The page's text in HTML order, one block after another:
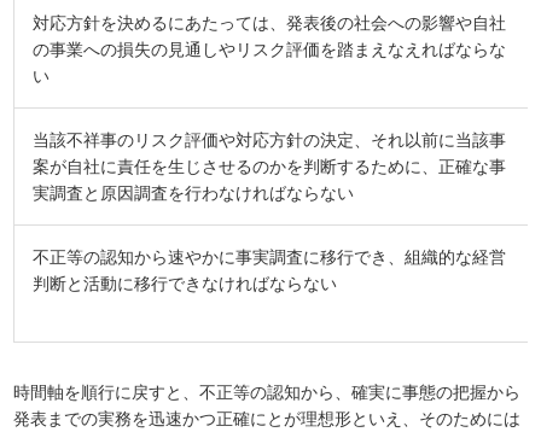
対応方針を決めるにあたっては、発表後の社会への影響や自社
の事業への損失の見通しやリスク評価を踏まえなえればならな
い
当該不祥事のリスク評価や対応方針の決定、それ以前に当該事
案が自社に責任を生じさせるのかを判断するために、正確な事
実調査と原因調査を行わなければならない
不正等の認知から速やかに事実調査に移行でき、組織的な経営
判断と活動に移行できなければならない
時間軸を順行に戻すと、不正等の認知から、確実に事態の把握から
発表までの実務を迅速かつ正確にとが理想形といえ、そのためには